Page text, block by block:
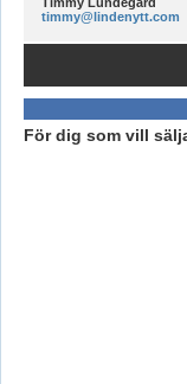
timmy@lindenytt.com
För dig som vill